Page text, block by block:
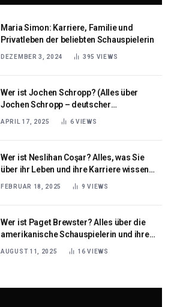
Maria Simon: Karriere, Familie und
Privatleben der beliebten Schauspielerin
DEZEMBER 3, 2024 395 VIEWS
Wer ist Jochen Schropp? (Alles über
Jochen Schropp – deutscher
Schauspieler und Fernsehmoderator)
APRIL 17, 2025 6 VIEWS
Wer ist Neslihan Coşar? Alles, was Sie
über ihr Leben und ihre Karriere wissen
FEBRUAR 18, 2025 9VIEWS
Wer ist Paget Brewster? Alles über die
amerikanische Schauspielerin und ihre
AUGUST 11, 2025 16VIEWS